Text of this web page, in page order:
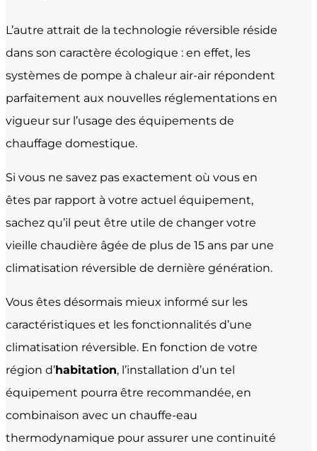
L’autre attrait de la technologie réversible réside
dans son caractère écologique : en effet, les
systèmes de pompe à chaleur air-air répondent
parfaitement aux nouvelles réglementations en
vigueur sur l’usage des équipements de
chauffage domestique.
Si vous ne savez pas exactement où vous en
êtes par rapport à votre actuel équipement,
sachez qu’il peut être utile de changer votre
vieille chaudière âgée de plus de 15 ans par une
climatisation réversible de dernière génération.
Vous êtes désormais mieux informé sur les
caractéristiques et les fonctionnalités d’une
climatisation réversible. En fonction de votre
région d’habitation, l’installation d’un tel
équipement pourra être recommandée, en
combinaison avec un chauffe-eau
thermodynamique pour assurer une continuité